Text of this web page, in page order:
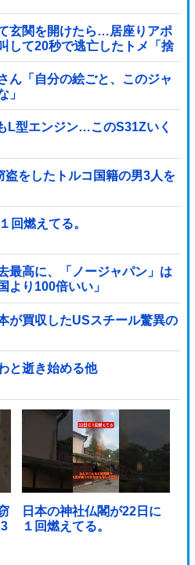
玄関を開けたら…居座りアポ
して20秒で逃亡したトメ「捨
ない！」←もう来なくて大丈
ん「自分の絵ごと、このジャ
」
L型エンジン…このS31Zいく
盗をしたトルコ国籍の男3人を
回燃えてる。
最高に、「ノージャパン」は
より100倍いい」
が買収したUSスチール驚異の
と逝き始める他
日本の神社仏閣が22日に
１回燃えてる。